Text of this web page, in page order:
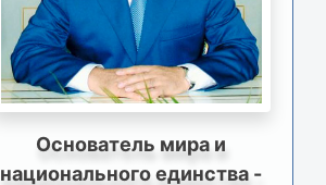
Основатель мира и
национального единства -